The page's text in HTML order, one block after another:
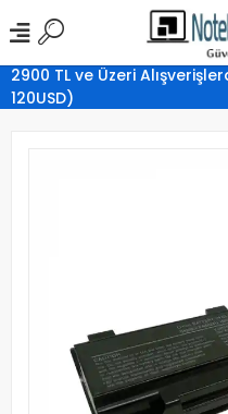
2900 TL ve Üzeri
120USD)